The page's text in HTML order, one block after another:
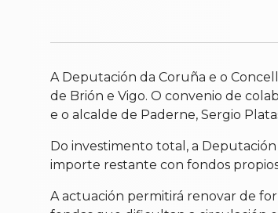
A Deputación da Coruña e o
de Brión e Vigo. O convenio de
e o alcalde de Paderne, Sergio
Do investimento total, a
importe restante con fondos
A actuación permitirá renovar de